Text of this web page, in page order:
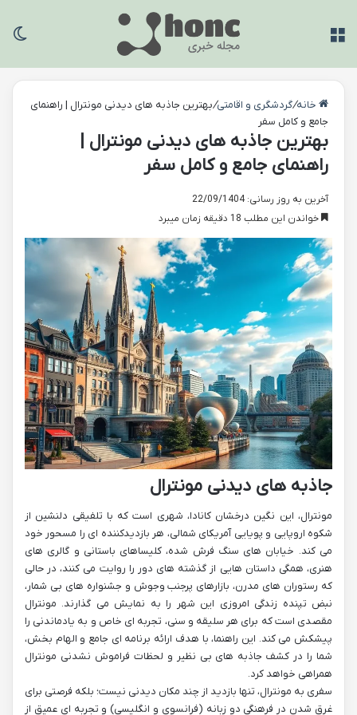
خانه/گردشگری و اقامتی/بهترین جاذبه های دیدنی مونترال | راهنمای
جامع و کامل سفر
بهترین جاذبه های دیدنی مونترال |
راهنمای جامع و کامل سفر
آخرین به روز رسانی: 22/09/1404
خواندن این مطلب 18 دقیقه زمان میبرد
جاذبه های دیدنی مونترال
مونترال، این نگین درخشان کانادا، شهری است که با تلفیقی دلنشین از
شکوه اروپایی و پویایی آمریکای شمالی، هر بازدیدکننده ای را مسحور خود
می کند. خیابان های سنگ فرش شده، کلیساهای باستانی و گالری های
هنری، همگی داستان هایی از گذشته های دور را روایت می کنند، در حالی
که رستوران های مدرن، بازارهای پرجنب وجوش و جشنواره های بی شمار،
نبض تپنده زندگی امروزی این شهر را به نمایش می گذارند. مونترال
مقصدی است که برای هر سلیقه و سنی، تجربه ای خاص و به یادماندنی را
پیشکش می کند. این راهنما، با هدف ارائه برنامه ای جامع و الهام بخش،
شما را در کشف جاذبه های بی نظیر و لحظات فراموش نشدنی مونترال
همراهی خواهد کرد.
سفری به مونترال، تنها بازدید از چند مکان دیدنی نیست؛ بلکه فرصتی برای
غرق شدن در فرهنگی دو زبانه (فرانسوی و انگلیسی) و تجربه ای عمیق از